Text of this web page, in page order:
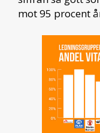
mot 95 procent